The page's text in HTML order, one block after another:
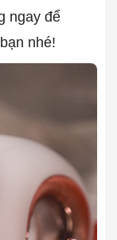
ngay để
nhé!